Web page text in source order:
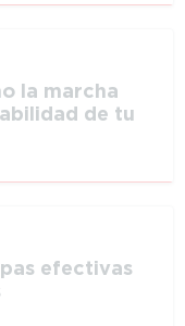
la marcha
de tu
efectivas